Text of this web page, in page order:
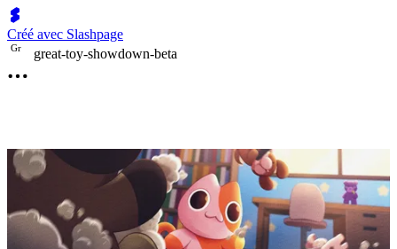
Créé avec Slashpage
Gr great-toy-showdown-beta